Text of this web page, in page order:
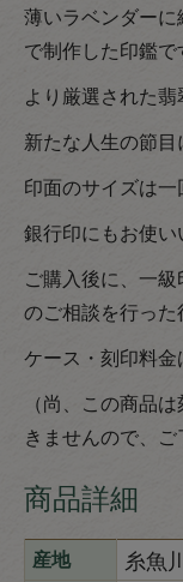
薄いラベンダー
で制作した印鑑で
より厳選された翡
新たな人生の節目
印面のサイズは一
銀行印にもお使い
ご購入後に、一
のご相談を行った
ケース・刻印料金
（尚、この商品
きませんので、ご
商品詳細
産地 糸魚